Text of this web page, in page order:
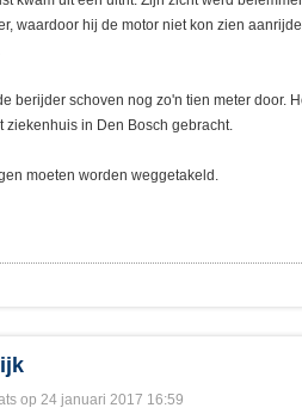
waardoor hij de motor niet kon zien
berijder schoven nog zo'n tien meter door.
ziekenhuis in Den Bosch gebracht.
moeten worden weggetakeld.
op 24 januari 2017 16:59